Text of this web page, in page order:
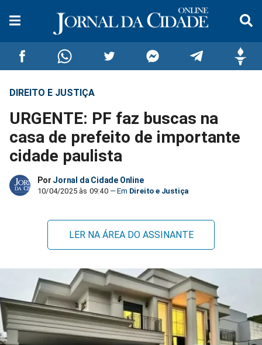
Compartilhar
no
Facebook
Compartilhar
no
Whatsapp
Compartilhar
no
Twitter
no
no
DIREITO E JUSTIÇA
URGENTE: PF faz buscas na
casa de prefeito de importante
cidade paulista
Por Jornal da Cidade Online
10/04/2025 às 09:40 Direito e Justiça
LER NA ÁREA DO ASSINANTE